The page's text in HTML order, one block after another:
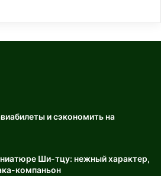
и сэкономить на
Ши-тцу: нежный характер,
компаньон